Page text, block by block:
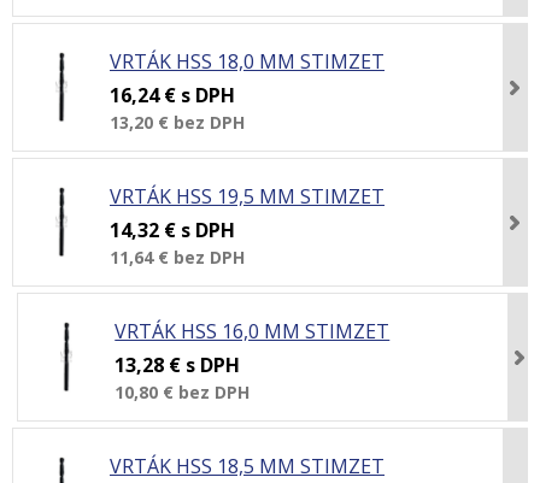
VRTÁK HSS 18,0 MM STIMZET
16,24 € s DPH
13,20 € bez DPH
VRTÁK HSS 19,5 MM STIMZET
14,32 € s DPH
11,64 € bez DPH
VRTÁK HSS 16,0 MM STIMZET
13,28 € s DPH
10,80 € bez DPH
VRTÁK HSS 18,5 MM STIMZET